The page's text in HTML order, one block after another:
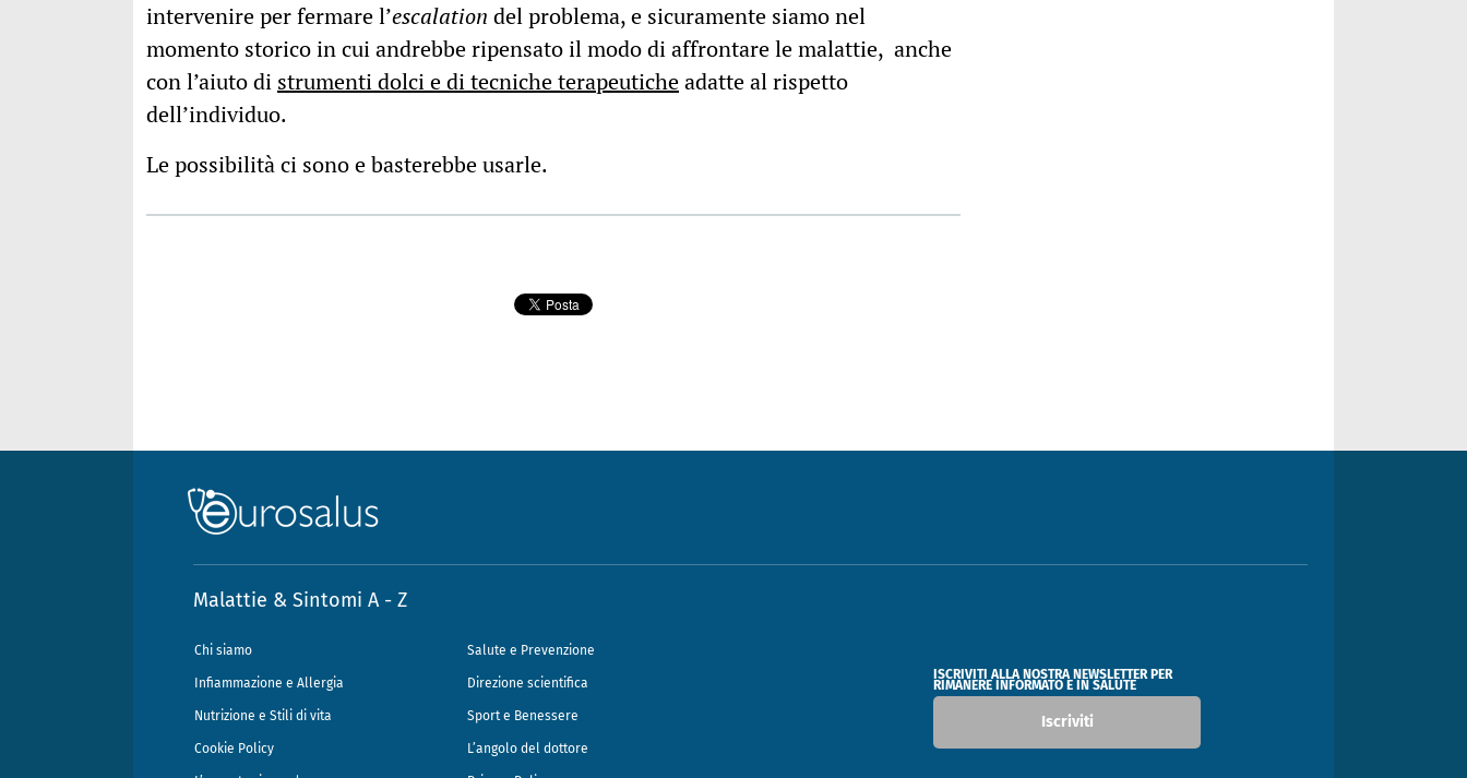
intervenire per fermare l’escalation del problema, e sicuramente siamo nel
momento storico in cui andrebbe ripensato il modo di affrontare le malattie, anche
con l’aiuto di strumenti dolci e di tecniche terapeuticheadatte al rispetto
dell’individuo.
Le possibilità ci sono e basterebbe usarle.
Malattie & Sintomi A - Z
Chi siamo Salute e Prevenzione
Infiammazione e Allergia Direzione scientifica
Nutrizione e Stili di vita Sport e Benessere
Cookie Policy L’angolo del dottore
ISCRIVITI ALLA NOSTRA NEWSLETTER PER
RIMANERE INFORMATO E IN SALUTE
Iscriviti